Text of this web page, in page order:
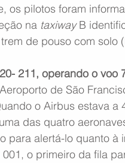
os pilotos foram
na taxiway B
de pouso com solo
211, operando o voo
de São
o Airbus estava a
das quatro
para alertá-lo quanto à
o primeiro da fila